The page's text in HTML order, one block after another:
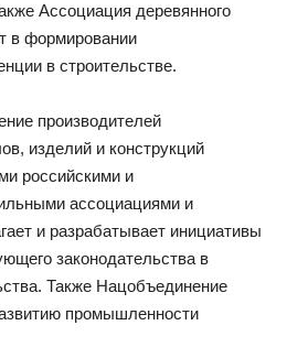
Ассоциация деревянного
в формировании
в строительстве.
производителей
изделий и конструкций
российскими и
ассоциациями и
и разрабатывает инициативы
законодательства в
Также Нацобъединение
промышленности